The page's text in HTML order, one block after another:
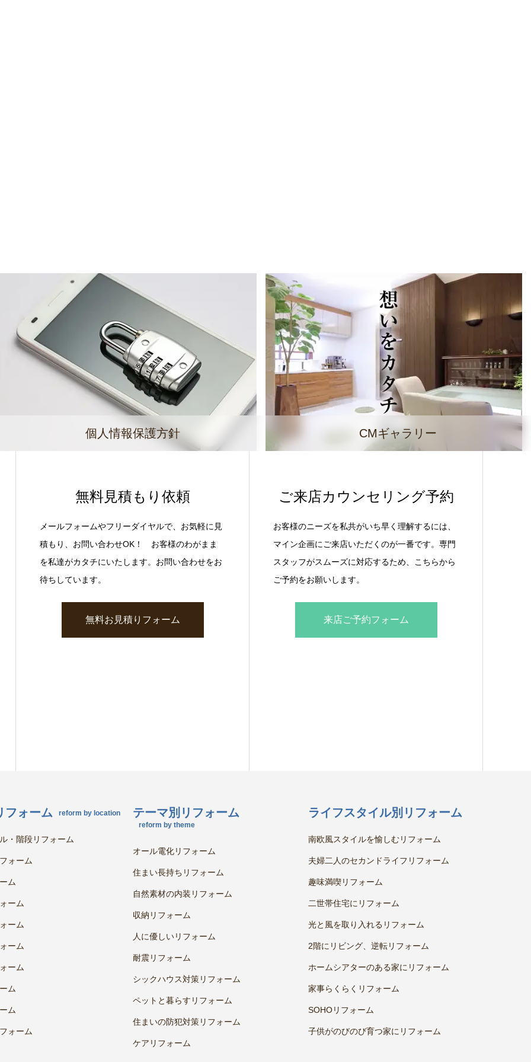
個人情報保護方針 CMギャラリー
無料見積もり依頼
メールフォームやフリーダイヤルで、お気軽に見
積もり、お問い合わせOK！ お客様のわがまま
を私達がカタチにいたします。お問い合わせをお
待ちしています。
無料お見積りフォーム
ご来店カウンセリング予約
お客様のニーズを私共がいち早く理解するには、
マイン企画にご来店いただくのが一番です。専門
スタッフがスムーズに対応するため、こちらから
ご予約をお願いします。
来店ご予約フォーム
フォーム reform by location
・階段リフォーム
ォーム
ム
ーム
ーム
ーム
ーム
ム
ム
ォーム
テーマ別リフォーム
reform by theme
オール電化リフォーム
住まい長持ちリフォーム
自然素材の内装リフォーム
収納リフォーム
人に優しいリフォーム
耐震リフォーム
シックハウス対策リフォーム
ペットと暮らすリフォーム
住まいの防犯対策リフォーム
ケアリフォーム
ライフスタイル別リフォーム
南欧風スタイルを愉しむリフォーム
夫婦二人のセカンドライフリフォーム
趣味満喫リフォーム
二世帯住宅にリフォーム
光と風を取り入れるリフォーム
2階にリビング、逆転リフォーム
ホームシアターのある家にリフォーム
家事らくらくリフォーム
SOHOリフォーム
子供がのびのび育つ家にリフォーム